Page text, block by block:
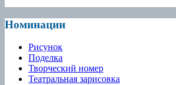
Номинации
Рисунок
Поделка
Творческий номер
Театральная зарисовка